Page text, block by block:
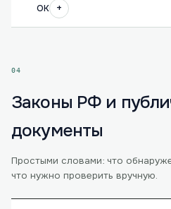
OK
+
04
Законы РФ и
документы
Простыми словами: что
что нужно проверить вручную.